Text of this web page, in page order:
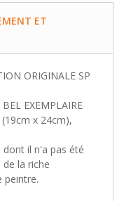
ET
ORIGINALE SP
EXEMPLAIRE
x 24cm),
dont il n'a pas été
la riche
peintre.